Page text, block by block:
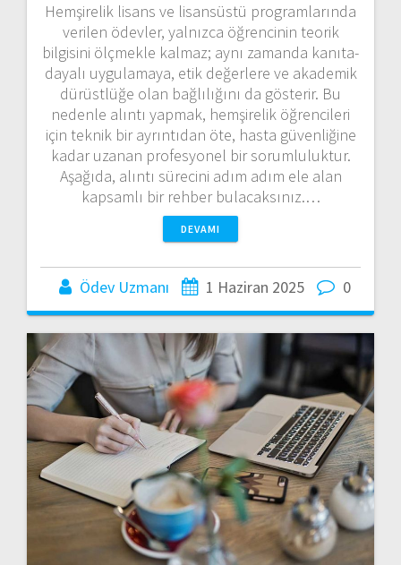
Hemşirelik lisans ve lisansüstü programlarında
verilen ödevler, yalnızca öğrencinin teorik
bilgisini ölçmekle kalmaz; aynı zamanda kanıta-
dayalı uygulamaya, etik değerlere ve akademik
dürüstlüğe olan bağlılığını da gösterir. Bu
nedenle alıntı yapmak, hemşirelik öğrencileri
için teknik bir ayrıntıdan öte, hasta güvenliğine
kadar uzanan profesyonel bir sorumluluktur.
Aşağıda, alıntı sürecini adım adım ele alan
kapsamlı bir rehber bulacaksınız.…
DEVAMI
Ödev Uzmanı 1 Haziran 2025 0